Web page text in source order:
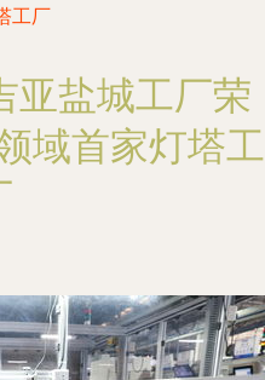
工厂
亚盐城工厂荣
域首家灯塔工